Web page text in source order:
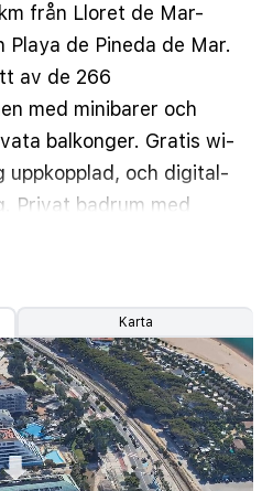
från Lloret de Mar-
de Pineda de Mar.
av de 266
med minibarer och
balkonger. Gratis wi-
uppkopplad, och digital-
Privat badrum med
och bidéer. Avstånd
km
1,6 km
Karta